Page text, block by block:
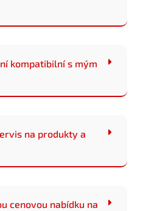
kompatibilní s mým
na produkty a
cenovou nabídku na